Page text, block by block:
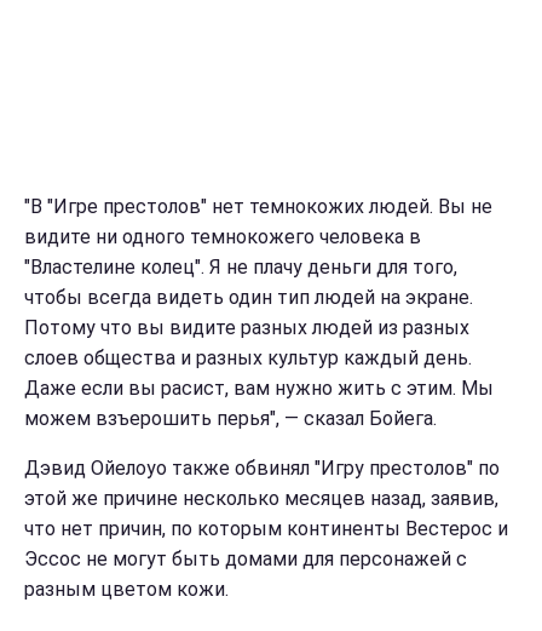
"В "Игре престолов" нет темнокожих людей. Вы не
видите ни одного темнокожего человека в
"Властелине колец". Я не плачу деньги для того,
чтобы всегда видеть один тип людей на экране.
Потому что вы видите разных людей из разных
слоев общества и разных культур каждый день.
Даже если вы расист, вам нужно жить с этим. Мы
можем взъерошить перья", — сказал Бойега.
Дэвид Ойелоуо также обвинял "Игру престолов" по
этой же причине несколько месяцев назад, заявив,
что нет причин, по которым континенты Вестерос и
Эссос не могут быть домами для персонажей с
разным цветом кожи.